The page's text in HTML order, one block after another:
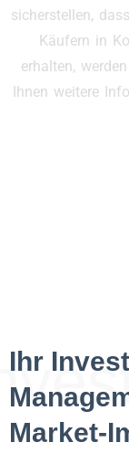
sicherstellen,
Käufern in
erhalten,
Ihnen weitere
Ihr
Market-